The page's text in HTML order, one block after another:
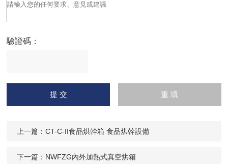
驗證碼：
請
輸入計算結果（填寫阿拉
伯數字），如：三加四=7
上一篇：CT-C-II食品烘幹箱 食品烘幹設備
下一篇： NWFZG內外加熱式真空烘箱